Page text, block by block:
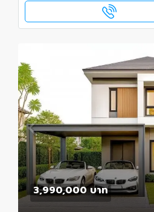
3,990,000 บาท